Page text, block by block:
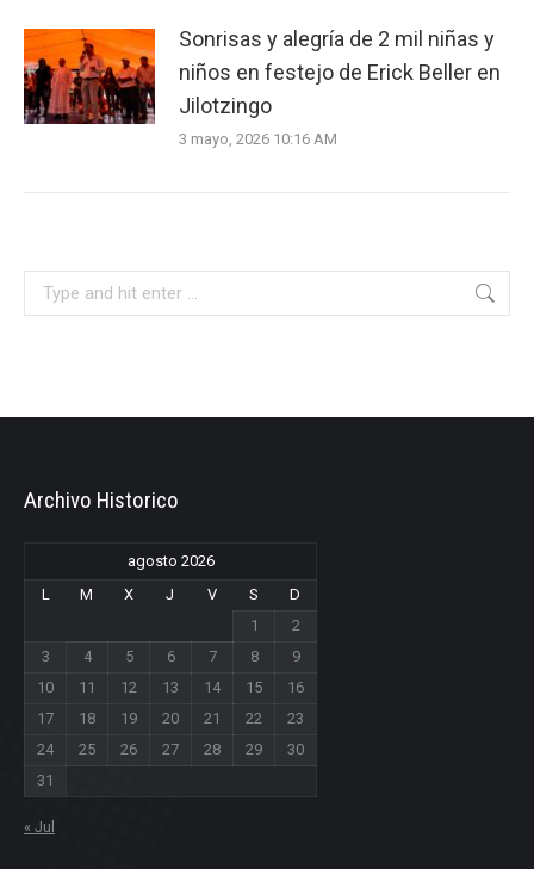
Sonrisas y alegría de 2 mil niñas y
niños en festejo de Erick Beller en
Jilotzingo
3 mayo, 2026 10:16 AM
Archivo Historico
agosto 2026
L
M X J V S
D
1
2
3
4 5 6 7 8
9
10
11 12 13 14 15
16
17
18 19 20 21 22
23
24
25 26 27 28 29
30
31
« Jul